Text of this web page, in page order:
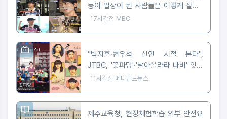
동이 일상이 된 사람들은 어떻게 살까?
'운동세권' 임장 특집!
17시간전 MBC
"박지훈·변우석 신인 시절 본다",
JTBC, '꽃파당'·'날아올라라 나비' 잇따
라 편성
11시간전 메디먼트뉴스
제주교육청, 현장체험학습 외부 안전요